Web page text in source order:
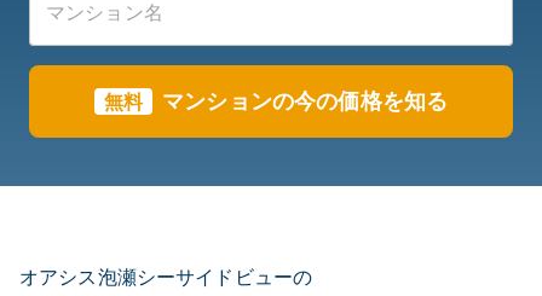
無料 マンションの今の価格を知る
オアシス泡瀬シーサイドビューの